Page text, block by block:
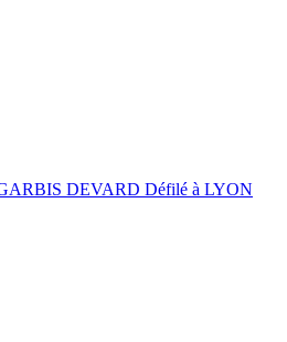
DEVARD Défilé à LYON